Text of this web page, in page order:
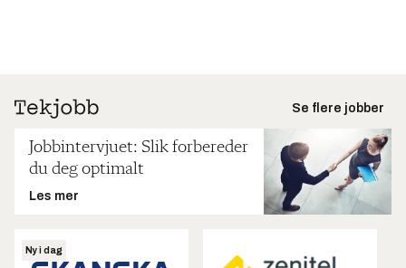
Se flere jobber
Jobbintervjuet: Slik forbereder
du deg optimalt
Les mer
Ny i dag